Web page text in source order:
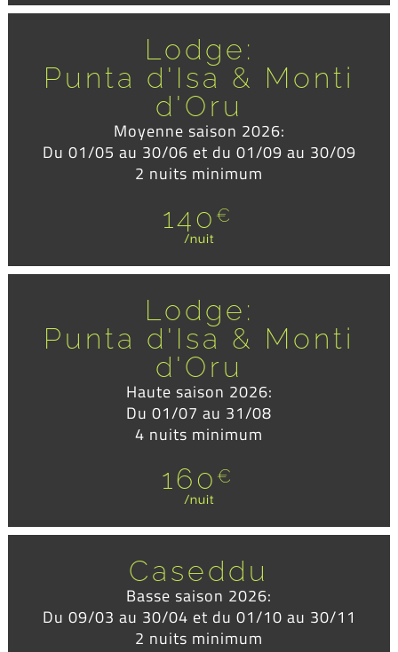
Lodge:
Punta d'Isa & Monti
d'Oru
Moyenne saison 2026:
Du 01/05 au 30/06 et du 01/09 au 30/09
2 nuits minimum
140 €
/nuit
Lodge:
Punta d'Isa & Monti
d'Oru
Haute saison 2026:
Du 01/07 au 31/08
4 nuits minimum
160 €
/nuit
Caseddu
Basse saison 2026:
Du 09/03 au 30/04 et du 01/10 au 30/11
2 nuits minimum